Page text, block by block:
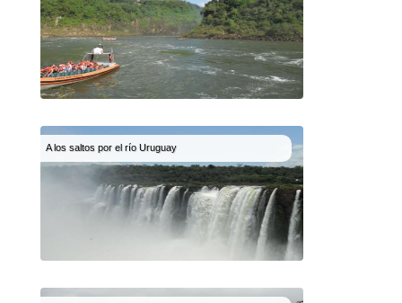
A los saltos por el río Uruguay